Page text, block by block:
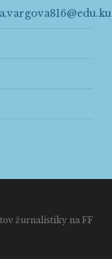
žurnalistiky na FF